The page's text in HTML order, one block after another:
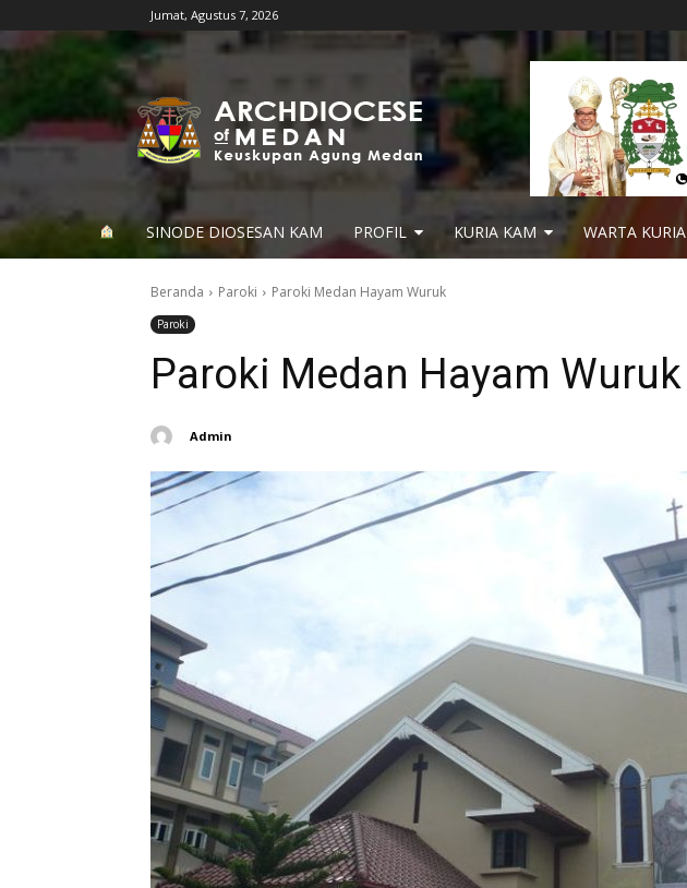
Jumat, Agustus 7, 2026
SINODE DIOSESAN KAM PROFIL KURIA KAM WARTA KURIA
Beranda Paroki Paroki Medan Hayam Wuruk
Paroki
Paroki Medan Hayam Wuruk
Admin